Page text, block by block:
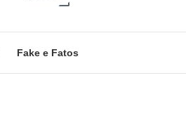
Fake e Fatos